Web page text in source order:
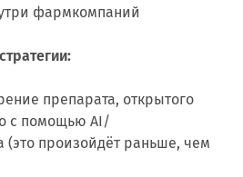
фармкомпаний
препарата, открытого
с помощью AI/
(это произойдёт раньше, чем